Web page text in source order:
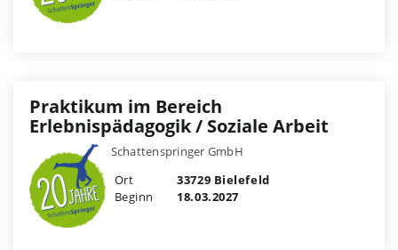
Praktikum im Bereich
Erlebnispädagogik / Soziale Arbeit
Schattenspringer GmbH
Ort
33729 Bielefeld
Beginn
18.03.2027